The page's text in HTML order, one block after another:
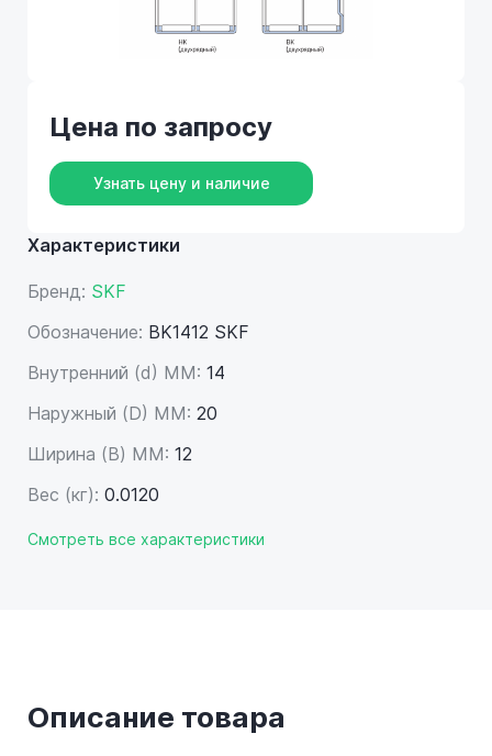
Характеристики
Бренд: SKF
Обозначение: BK1412 SKF
Внутренний (d) ММ: 14
Наружный (D) ММ: 20
Ширина (B) MM: 12
Вес (кг): 0.0120
Смотреть все характеристики
Цена по запросу
Узнать цену и наличие
Описание товара